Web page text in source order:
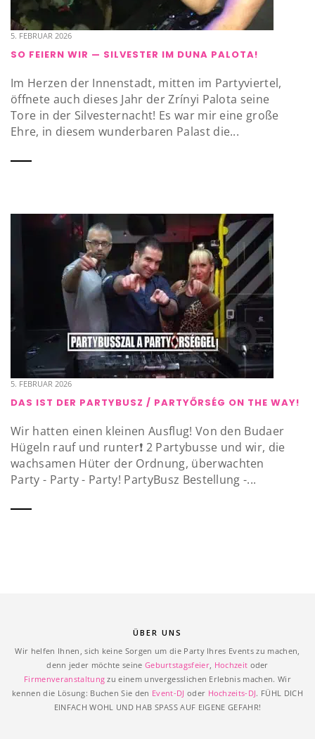
5. FEBRUAR 2026
SO FEIERN WIR — SILVESTER IM DUNA PALOTA!
Im Herzen der Innenstadt, mitten im Partyviertel,
öffnete auch dieses Jahr der Zrínyi Palota seine
Tore in der Silvesternacht! Es war mir eine große
Ehre, in diesem wunderbaren Palast die...
5. FEBRUAR 2026
DAS IST DER PARTYBUSZ / PARTYŐRSÉG ON THE WAY!
Wir hatten einen kleinen Ausflug! Von den Budaer
Hügeln rauf und runter❗️ 2 Partybusse und wir, die
wachsamen Hüter der Ordnung, überwachten
Party - Party - Party! PartyBusz Bestellung -...
ÜBER UNS
Wir helfen Ihnen, sich keine Sorgen um die Party Ihres Events zu machen,
denn jeder möchte seine Geburtstagsfeier, Hochzeit oder
Firmenveranstaltung zu einem unvergesslichen Erlebnis machen. Wir
kennen die Lösung: Buchen Sie den Event-DJ oder Hochzeits-DJ. FÜHL DICH
EINFACH WOHL UND HAB SPASS AUF EIGENE GEFAHR!